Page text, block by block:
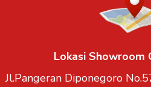
Lokasi Showroom
Jl.Pangeran Diponegoro